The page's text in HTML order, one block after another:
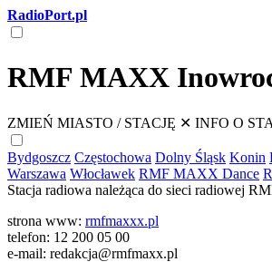
RadioPort.pl
RMF MAXX
ZMIEŃ MIASTO / STACJĘ ✕ INFO O
Bydgoszcz Częstochowa Dolny Śląsk Konin
Warszawa Włocławek RMF MAXX Dance
Stacja radiowa należąca do sieci radiowej
strona www: rmfmaxxx.pl
telefon: 12 200 05 00
e-mail: redakcja@rmfmaxx.pl